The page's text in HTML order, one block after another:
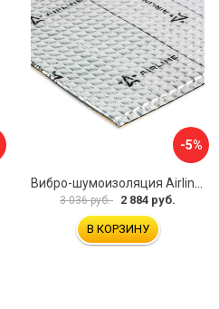
-5%
3 036 руб. 2 884 руб.
В КОРЗИНУ